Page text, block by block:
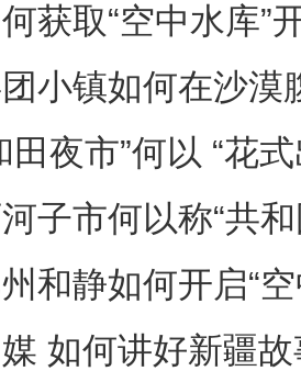
维吾尔自治区第十四届
获取“空中水库”
小镇如何在沙漠
田夜市”何以 “花
子市何以称“共
和静如何开启“
如何讲好新疆